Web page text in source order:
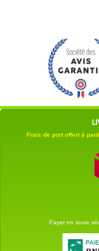
Frais de port offert à
Payer en toute